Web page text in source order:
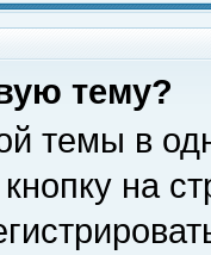
тему?
темы в
на